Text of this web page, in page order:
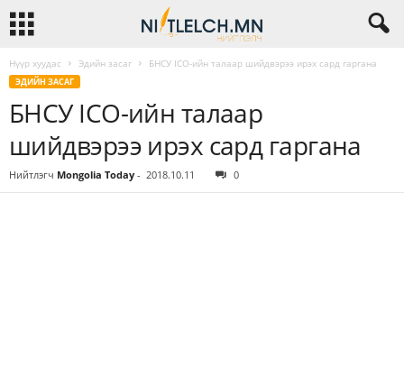
Нүүр хуудас Эдийн засаг БНСУ ICO-ийн талаар шийдвэрээ ирэх сард гаргана
ЭДИЙН ЗАСАГ
БНСУ ICO-ийн талаар
шийдвэрээ ирэх сард гаргана
Нийтлэгч Mongolia Today - 2018.10.11 0